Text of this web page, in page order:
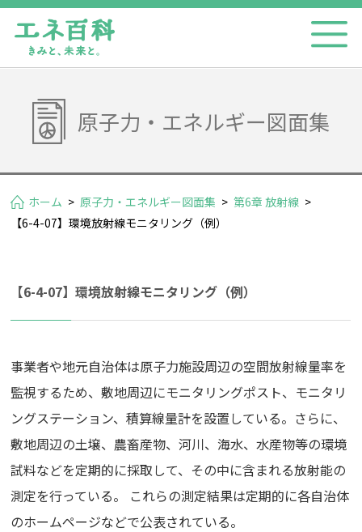
原子力・エネルギー図面集
ホーム > 原子力・エネルギー図面集 > 第6章 放射線 >
【6-4-07】環境放射線モニタリング（例）
【6-4-07】環境放射線モニタリング（例）
事業者や地元自治体は原子力施設周辺の空間放射線量率を
監視するため、敷地周辺にモニタリングポスト、モニタリ
ングステーション、積算線量計を設置している。さらに、
敷地周辺の土壌、農畜産物、河川、海水、水産物等の環境
試料などを定期的に採取して、その中に含まれる放射能の
測定を行っている。 これらの測定結果は定期的に各自治体
のホームページなどで公表されている。